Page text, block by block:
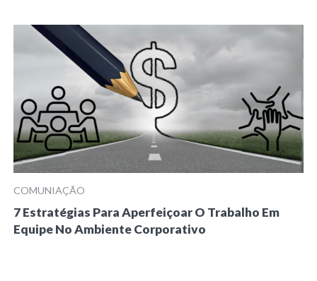
COMUNIAÇÃO
7 Estratégias Para Aperfeiçoar O Trabalho Em
Equipe No Ambiente Corporativo